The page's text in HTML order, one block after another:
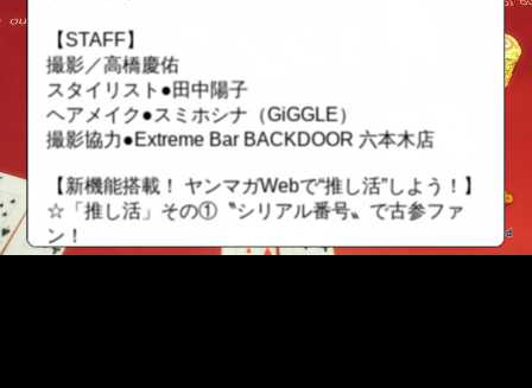
【STAFF】
撮影／高橋慶佑
スタイリスト●田中陽子
ヘアメイク●スミホシナ（GiGGLE）
撮影協力●Extreme Bar BACKDOOR 六本木店
【新機能搭載！ ヤンマガWebで“推し活”しよう！】
☆「推し活」その①〝シリアル番号〟で古参ファ
ン！
有料グラビアにシリアル番号が搭載！ レンタルし